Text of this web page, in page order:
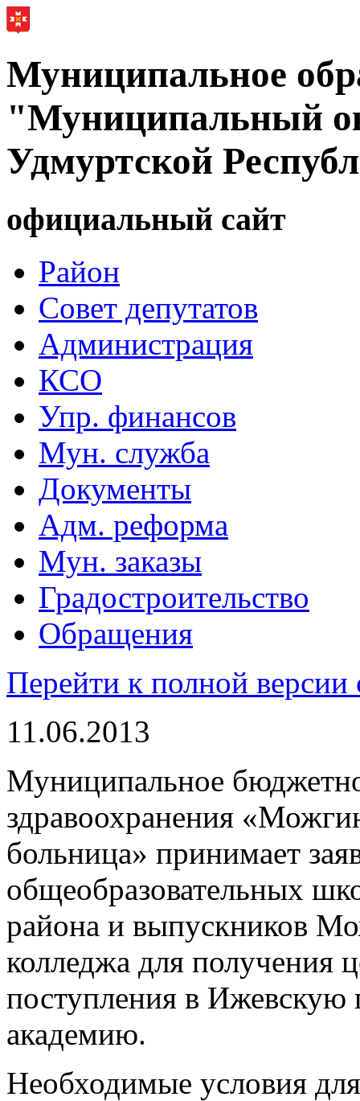
Муниципальное
"Муниципальный
Удмуртской
официальный сайт
Район
Совет депутатов
Администрация
КСО
Упр. финансов
Мун. служба
Документы
Адм. реформа
Мун. заказы
Градостроительство
Обращения
Перейти к полной версии
11.06.2013
Муниципальное
здравоохранения
больница» принимает
общеобразовательных
района и выпускников
колледжа для получения
поступления в Ижевскую
академию.
Необходимые условия